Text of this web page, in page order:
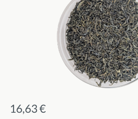
Regulärer Preis:
16,63 €